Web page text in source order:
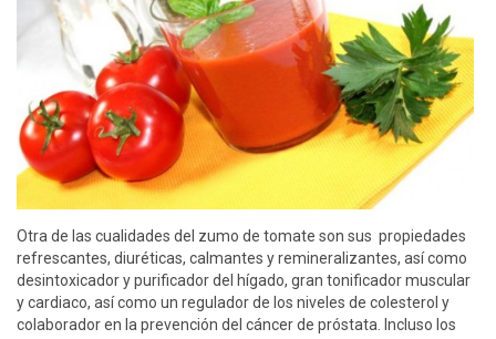
Otra de las cualidades del zumo de tomate son sus propiedades
refrescantes, diuréticas, calmantes y remineralizantes, así como
desintoxicador y purificador del hígado, gran tonificador muscular
y cardiaco, así como un regulador de los niveles de colesterol y
colaborador en la prevención del cáncer de próstata. Incluso los